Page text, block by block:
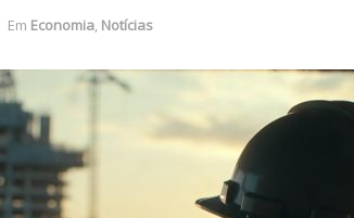
Em Economia, Notícias